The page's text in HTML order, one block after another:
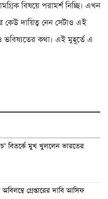
বিষয়ে পরামর্শ নিচ্ছি। এখন
কেউ দায়িত্ব নেন সেটাও এই
ভবিষ্যতের কথা। এই মুহূর্তে এ
বিতর্কে মুখ খুললেন ভারতের
অবিলম্বে গ্রেপ্তারের দাবি আসিফ